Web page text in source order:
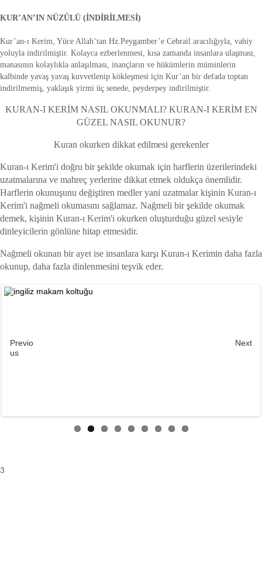
KUR’AN’IN NÜZÛLÜ (İNDİRİLMESİ)
Kur’an-ı Kerim, Yüce Allah’tan Hz.Peygamber’e Cebrail aracılığıyla, vahiy
yoluyla indirilmiştir. Kolayca ezberlenmesi, kısa zamanda insanlara ulaşması,
manasının kolaylıkla anlaşılması, inançların ve hükümlerin müminlerin
kalbinde yavaş yavaş kuvvetlenip kökleşmesi için Kur’an bir defada toptan
indirilmemiş, yaklaşık yirmi üç senede, peyderpey indirilmiştir.
KURAN-I KERİM NASIL OKUNMALI? KURAN-I KERİM EN
GÜZEL NASIL OKUNUR?
Kuran okurken dikkat edilmesi gerekenler
Kuran-ı Kerim'i doğru bir şekilde okumak için harflerin üzerilerindeki
uzatmalarına ve mahreç yerlerine dikkat etmek oldukça önemlidir.
Harflerin okunuşunu değiştiren medler yani uzatmalar kişinin Kuran-ı
Kerim'i nağmeli okumasını sağlamaz. Nağmeli bir şekilde okumak
demek, kişinin Kuran-ı Kerim'i okurken oluşturduğu güzel sesiyle
dinleyicilerin gönlüne hitap etmesidir.
Nağmeli okunan bir ayet ise insanlara karşı Kuran-ı Kerimin daha fazla
okunup, daha fazla dinlenmesini teşvik eder.
Previo
us
Next
3